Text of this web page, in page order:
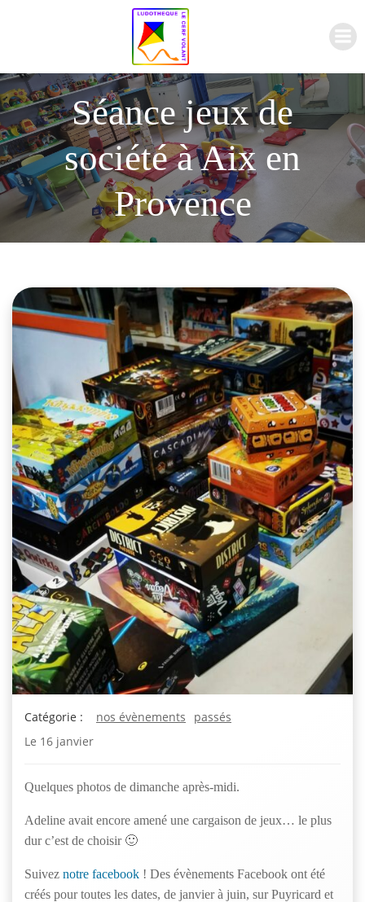
Aller
au
contenu
Séance jeux de
société à Aix en
Provence
Catégorie : nos évènements
passés
Le 16 janvier
Quelques photos de dimanche après-midi.
Adeline avait encore amené une cargaison de jeux… le plus
dur c’est de choisir 🙂
Suivez notre facebook ! Des évènements Facebook ont été
créés pour toutes les dates, de janvier à juin, sur Puyricard et